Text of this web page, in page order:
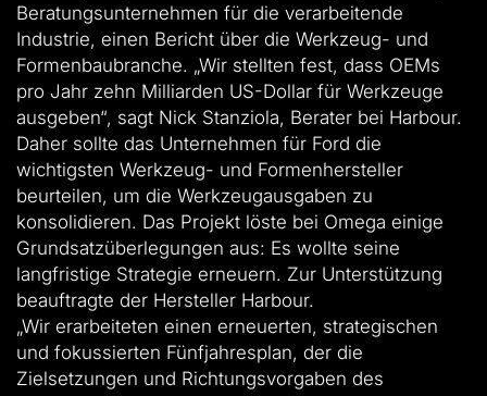
Beratungsunternehmen für die verarbeitende
Industrie, einen Bericht über die Werkzeug- und
Formenbaubranche. „Wir stellten fest, dass OEMs
pro Jahr zehn Milliarden US-Dollar für Werkzeuge
ausgeben“, sagt Nick Stanziola, Berater bei Harbour.
Daher sollte das Unternehmen für Ford die
wichtigsten Werkzeug- und Formenhersteller
beurteilen, um die Werkzeugausgaben zu
konsolidieren. Das Projekt löste bei Omega einige
Grundsatzüberlegungen aus: Es wollte seine
langfristige Strategie erneuern. Zur Unterstützung
beauftragte der Hersteller Harbour.
„Wir erarbeiteten einen erneuerten, strategischen
und fokussierten Fünfjahresplan, der die
Zielsetzungen und Richtungsvorgaben des